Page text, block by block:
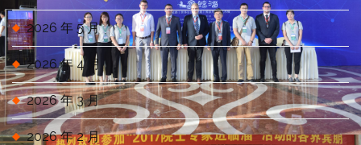
2026 年 5 月
2026 年 4 月
2026 年 3 月
2026 年 2 月